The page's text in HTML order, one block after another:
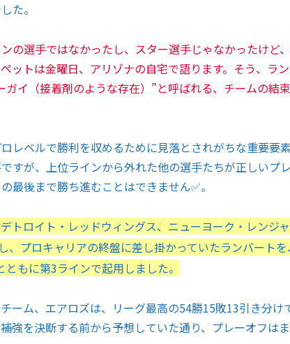
た。
ンの選手ではなかったし、スター選手じゃなかったけど
ットは金曜日、アリゾナの自宅で語ります。そう、ラ
ガイ（接着剤のような存在）”と呼ばれる、チームの結
レベルで勝利を収めるために見落とされがちな重要要
すが、上位ラインから外れた他の選手たちが正しいプ
最後まで勝ち進むことはできません✅。
トロイト・レッドウィングス、ニューヨーク・レンジ
、プロキャリアの終盤に差し掛かっていたランバート
ともに第3ラインで起用しました。
ーム、エアロズは、リーグ最高の54勝15敗13引き分け
強を決断する前から予想していた通り、プレーオフは